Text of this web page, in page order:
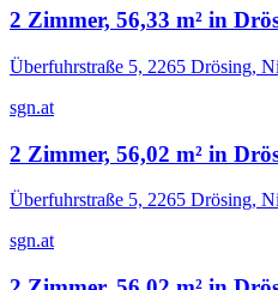
2 Zimmer, 56,33 m² in
Überfuhrstraße 5, 2265 Drösing,
sgn.at
2 Zimmer, 56,02 m² in
Überfuhrstraße 5, 2265 Drösing,
sgn.at